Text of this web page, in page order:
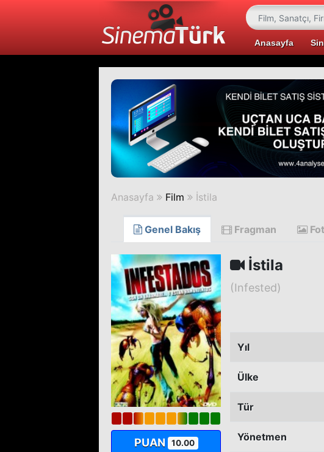
Anasayfa
Anasayfa Film İstila
Genel Bakış Fragman
PUAN 10.00
İstila
(Infested)
Yıl
Ülke
Tür
Yönetmen